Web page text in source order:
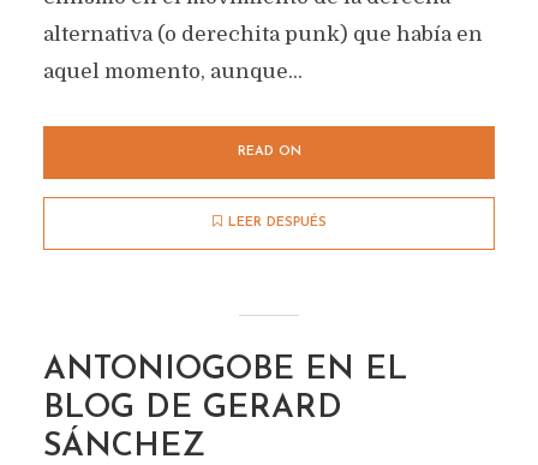
alternativa (o derechita punk) que había en
aquel momento, aunque...
READ ON
LEER DESPUÉS
ANTONIOGOBE EN EL
BLOG DE GERARD
SÁNCHEZ